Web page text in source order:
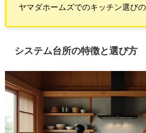
ヤマダホームズでのキッチン選び
システム台所の特徴と選び方